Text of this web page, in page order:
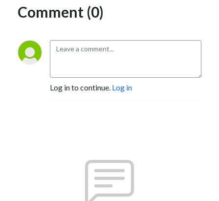
Comment (0)
Log in to continue. Log in